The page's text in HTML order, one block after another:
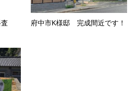
府中市K様邸 完成間近です！